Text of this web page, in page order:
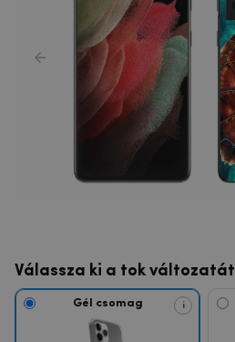
Válassza ki a tok változatát
Gél csomag i